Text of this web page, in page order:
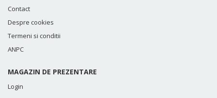
Contact
Despre cookies
Termeni si conditii
ANPC
MAGAZIN DE PREZENTARE
Login